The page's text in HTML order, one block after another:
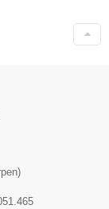
)